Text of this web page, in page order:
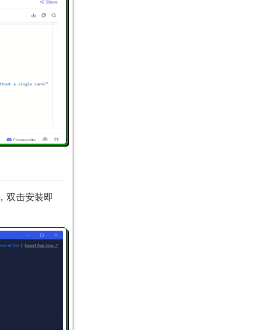
双击安装即